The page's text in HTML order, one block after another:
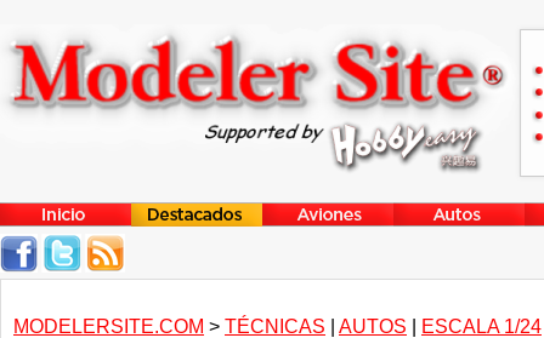
MODELERSITE.COM > TÉCNICAS | AUTOS | ESCALA 1/24